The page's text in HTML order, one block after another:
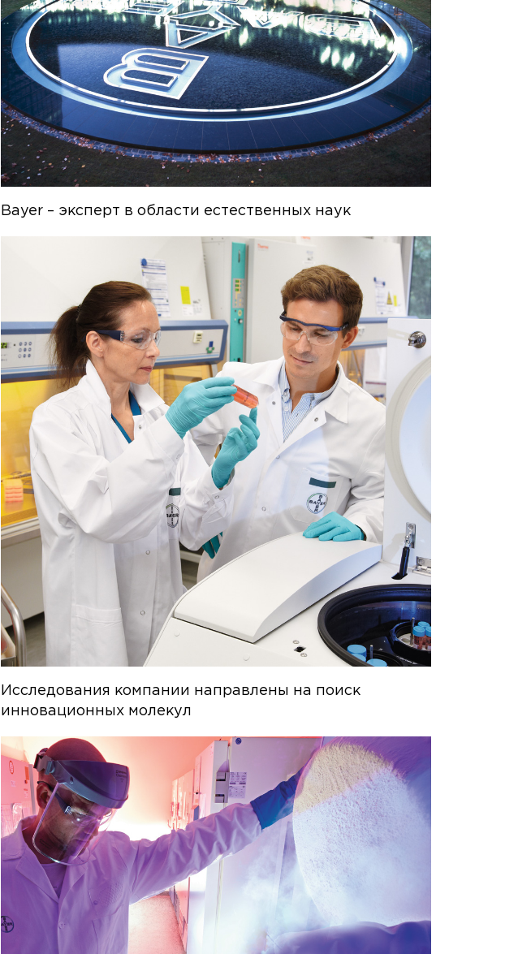
Bayer – эксперт в области естественных наук
Исследования компании направлены на поиск
инновационных молекул